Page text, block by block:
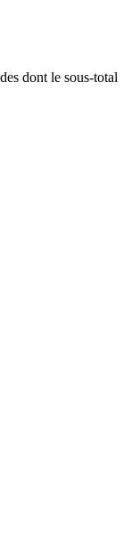
dont le sous-total